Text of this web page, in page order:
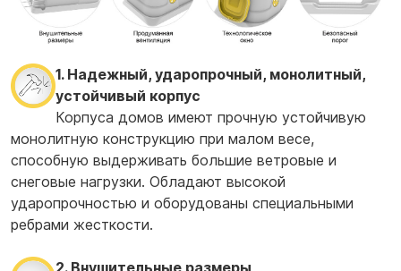
1. Надежный, ударопрочный, монолитный,
устойчивый корпус
Корпуса домов имеют прочную устойчивую
монолитную конструкцию при малом весе,
способную выдерживать большие ветровые и
снеговые нагрузки. Обладают высокой
ударопрочностью и оборудованы специальными
ребрами жесткости.